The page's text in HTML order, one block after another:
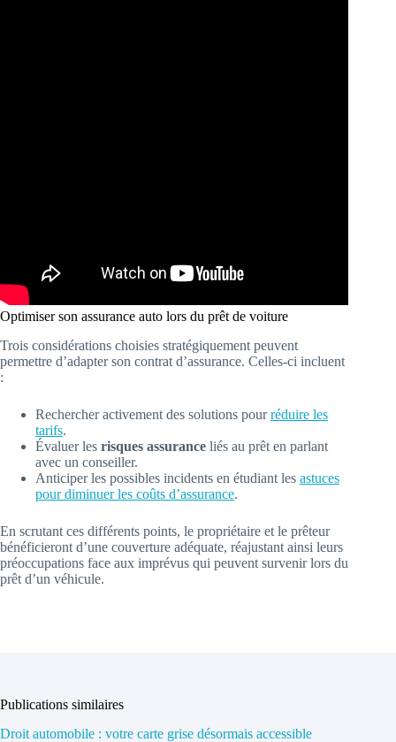
Optimiser son assurance auto lors du prêt de voiture
Trois considérations choisies stratégiquement peuvent
permettre d’adapter son contrat d’assurance. Celles-ci incluent
:
Rechercher activement des solutions pourréduire les
tarifs.
Évaluer les risques assurance liés au prêt en parlant
avec un conseiller.
Anticiper les possibles incidents en étudiant les astuces
pour diminuer les coûts d’assurance.
En scrutant ces différents points, le propriétaire et le prêteur
bénéficieront d’une couverture adéquate, réajustant ainsi leurs
préoccupations face aux imprévus qui peuvent survenir lors du
prêt d’un véhicule.
Publications similaires
Droit automobile : votre carte grise désormais accessible